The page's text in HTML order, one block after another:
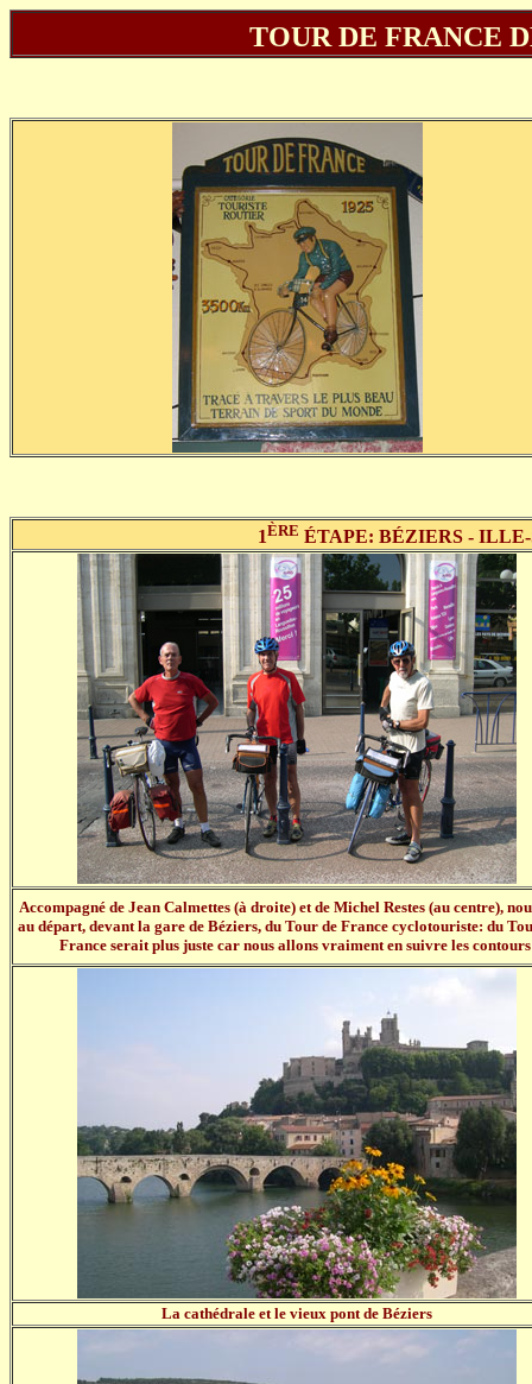
TOUR DE FRANCE
1ÈRE ÉTAPE: BÉZIERS -
Accompagné de Jean Calmettes (à droite) et de Michel Restes (au centre),
au départ, devant la gare de Béziers, du Tour de France cyclotouriste: du
France serait plus juste car nous allons vraiment en suivre les
La cathédrale et le vieux pont de Béziers